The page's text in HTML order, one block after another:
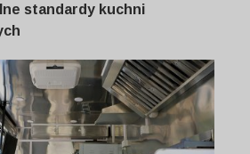
standardy kuchni